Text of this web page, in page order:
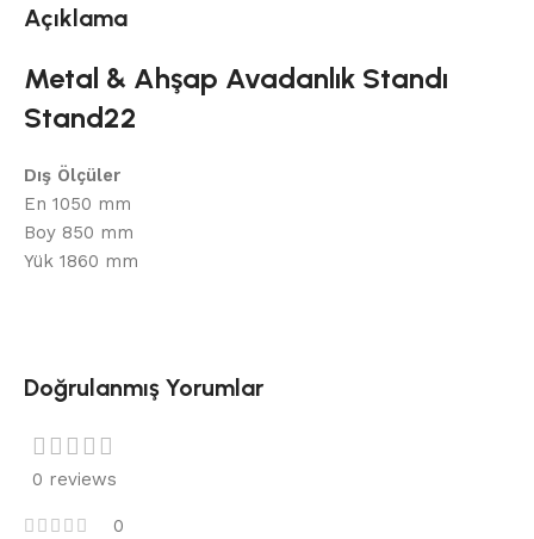
Açıklama
Metal & Ahşap Avadanlık Standı
Stand22
Dış Ölçüler
En 1050 mm
Boy 850 mm
Yük 1860 mm
Doğrulanmış Yorumlar
0 reviews
0